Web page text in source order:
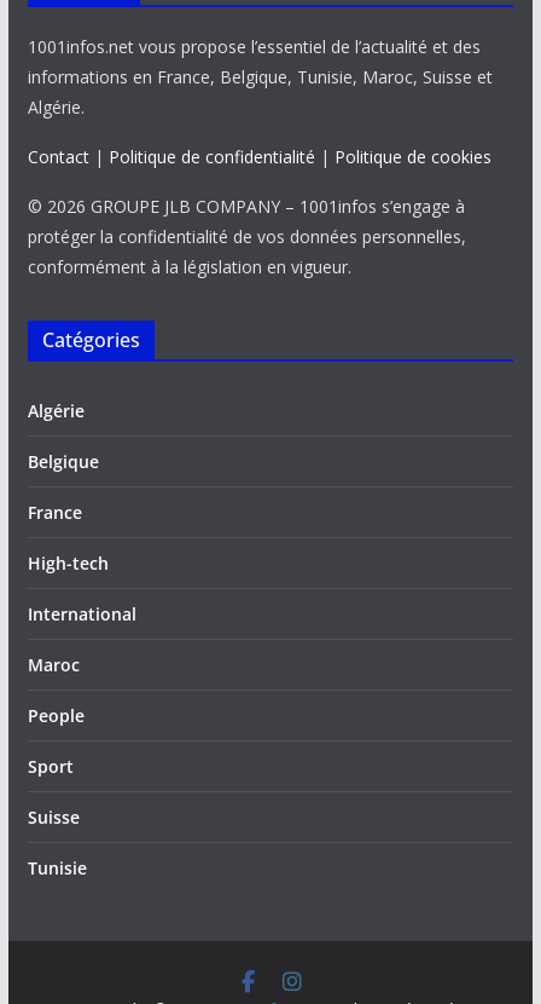
1001infos.net vous propose l’essentiel de l’actualité et des
informations en France, Belgique, Tunisie, Maroc, Suisse et
Algérie.
Contact| Politique de confidentialité | Politique de cookies
© 2026 GROUPE JLB COMPANY – 1001infos s’engage à
protéger la confidentialité de vos données personnelles,
conformément à la législation en vigueur.
Catégories
Algérie
Belgique
France
High-tech
International
Maroc
People
Sport
Suisse
Tunisie